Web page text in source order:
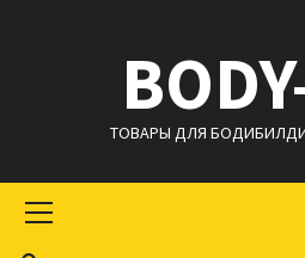
ТОВАРЫ ДЛЯ
меню